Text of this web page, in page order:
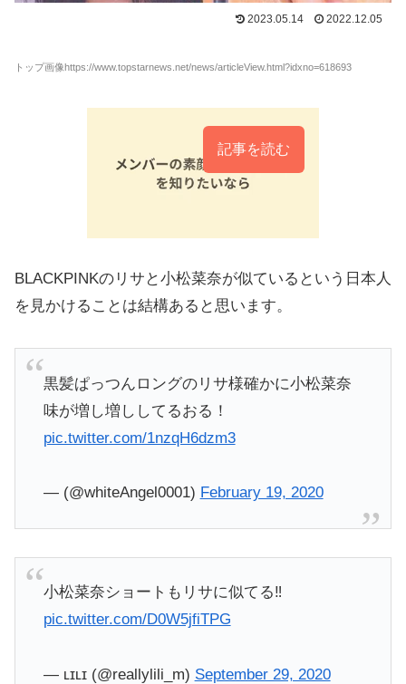
2023.05.14 2022.12.05
トップ画像https://www.topstarnews.net/news/articleView.html?idxno=618693
記事を読む
BLACKPINKのリサと小松菜奈が似ているという日本人
を見かけることは結構あると思います。
黒髪ぱっつんロングのリサ様確かに小松菜奈
味が増し増ししてるおる！
pic.twitter.com/1nzqH6dzm3
— (@whiteAngel0001) February 19, 2020
小松菜奈ショートもリサに似てる‼️
pic.twitter.com/D0W5jfiTPG
— ʟɪʟɪ (@reallylili_m) September 29, 2020